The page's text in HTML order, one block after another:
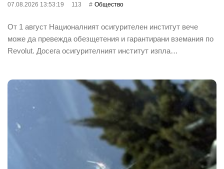
07.08.2026 13:53:19 113 Общество
От 1 август Националният осигурителен институт вече
може да превежда обезщетения и гарантирани вземания по
Revolut. Досега осигурителният институт изпла…